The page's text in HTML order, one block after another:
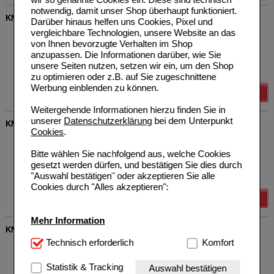
notwendig, damit unser Shop überhaupt funktioniert.
Darüber hinaus helfen uns Cookies, Pixel und
vergleichbare Technologien, unsere Website an das
von Ihnen bevorzugte Verhalten im Shop
anzupassen. Die Informationen darüber, wie Sie
unsere Seiten nutzen, setzen wir ein, um den Shop
zu optimieren oder z.B. auf Sie zugeschnittene
Werbung einblenden zu können.
Weitergehende Informationen hierzu finden Sie in
unserer Datenschutzerklärungbei dem Unterpunkt
Cookies.
Bitte wählen Sie nachfolgend aus, welche Cookies
gesetzt werden dürfen, und bestätigen Sie dies durch
"Auswahl bestätigen" oder akzeptieren Sie alle
Cookies durch "Alles akzeptieren":
Mehr Information
Technisch Notwendig:Hierbei handelt es sich um
Website notwendig sind (z.B. Navigation, Warenkorb,
Technisch erforderlich Komfort
Statistik & Tracking Auswahl bestätigen
KNEIPP Aroma-Pflegedusche Chill Out
Kneipp GmbH
16200830
200ml Duschgel
UVP**
Unser Preis *
Sie sparen
Grundpreis
17,80 €
KNEIPP Cremedusche Winterpflege
Kneipp GmbH
200ml Duschgel Unser Preis*
Sie sparen 0,80 €
Grundpreis
KNEIPP MEN 2in1 Dusche Startklar
Kneipp GmbH
50 ml Körperpflege Unser Preis *